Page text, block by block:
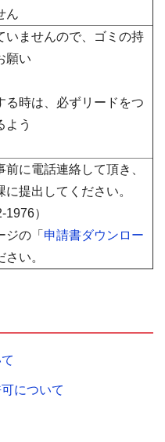
ん
ませんので、ゴミの持
願い
時は、必ずリードをつ
よう
に電話連絡して頂き、
提出してください。
）
ジの「 申請書ダウンロー
い。
について